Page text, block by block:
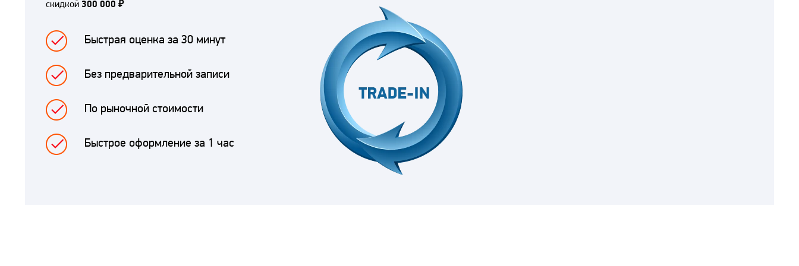
скидкой 300 000 ₽
Быстрая оценка за 30 минут
Без предварительной записи
По рыночной стоимости
Быстрое оформление за 1 час